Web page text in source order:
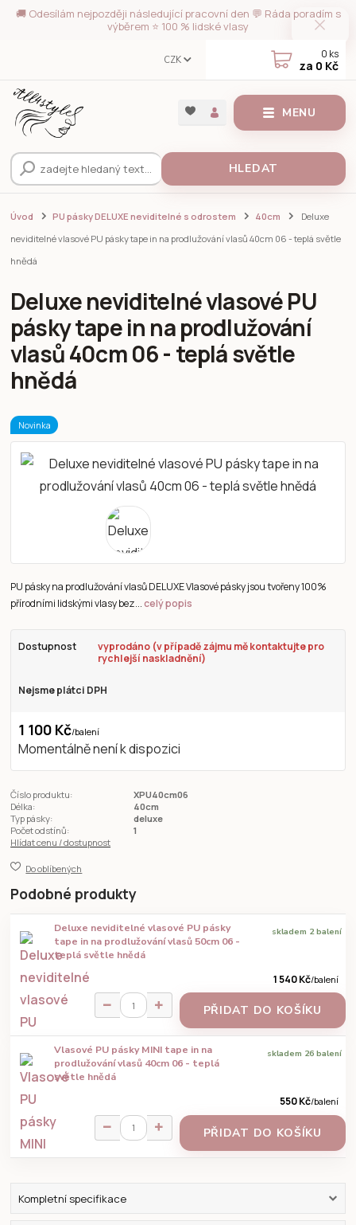
🚚 Odesílám nejpozději následující pracovní den 💬 Ráda poradím s
výběrem ⭐ 100 % lidské vlasy
MENU
CZK
HLEDAT
0 ks
za 0 Kč
Úvod PU pásky DELUXE neviditelné s odrostem 40cm
Deluxe
neviditelné vlasové PU pásky tape in na prodlužování vlasů 40cm 06 - teplá světle
hnědá
Deluxe neviditelné vlasové PU
pásky tape in na prodlužování
vlasů 40cm 06 - teplá světle
hnědá
Novinka
PU pásky na prodlužování vlasů DELUXE Vlasové pásky jsou tvořeny 100%
přírodními lidskými vlasy bez...celý popis
Dostupnost
vyprodáno (v případě zájmu mě kontaktujte pro
rychlejší naskladnění)
Nejsme plátci DPH
1 100 Kč/balení
Momentálně není k dispozici
Číslo produktu:
XPU40cm06
Délka:
40cm
Typ pásky:
deluxe
Počet odstínů:
1
Hlídat cenu / dostupnost
Do oblíbených
Podobné produkty
Deluxe neviditelné vlasové PU pásky
tape in na prodlužování vlasů 50cm 06 -
teplá světle hnědá
1 540 Kč/balení
skladem 2 balení
PŘIDAT DO KOŠÍKU
Vlasové PU pásky MINI tape in na
prodlužování vlasů 40cm 06 - teplá
světle hnědá
550 Kč/balení
skladem 26 balení
PŘIDAT DO KOŠÍKU
Kompletní specifikace